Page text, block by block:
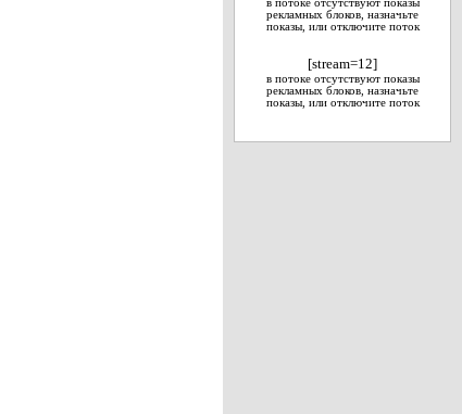
в потоке отсутствуют показы
рекламных блоков, назначьте
показы, или отключите поток
[stream=12]
в потоке отсутствуют показы
рекламных блоков, назначьте
показы, или отключите поток